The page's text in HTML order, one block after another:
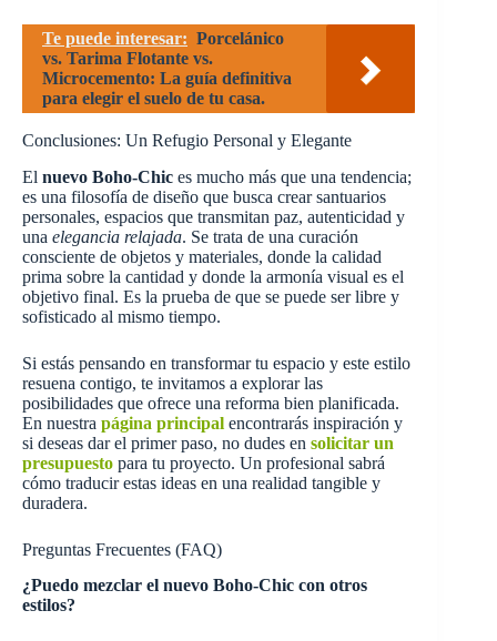
Te puede interesar: Porcelánico
vs. Tarima Flotante vs.
Microcemento: La guía definitiva
para elegir el suelo de tu casa.
Conclusiones: Un Refugio Personal y Elegante
El nuevo Boho-Chic es mucho más que una tendencia;
es una filosofía de diseño que busca crear santuarios
personales, espacios que transmitan paz, autenticidad y
una elegancia relajada. Se trata de una curación
consciente de objetos y materiales, donde la calidad
prima sobre la cantidad y donde la armonía visual es el
objetivo final. Es la prueba de que se puede ser libre y
sofisticado al mismo tiempo.
Si estás pensando en transformar tu espacio y este estilo
resuena contigo, te invitamos a explorar las
posibilidades que ofrece una reforma bien planificada.
En nuestra página principal encontrarás inspiración y
si deseas dar el primer paso, no dudes en solicitar un
presupuesto para tu proyecto. Un profesional sabrá
cómo traducir estas ideas en una realidad tangible y
duradera.
Preguntas Frecuentes (FAQ)
¿Puedo mezclar el nuevo Boho-Chic con otros
estilos?